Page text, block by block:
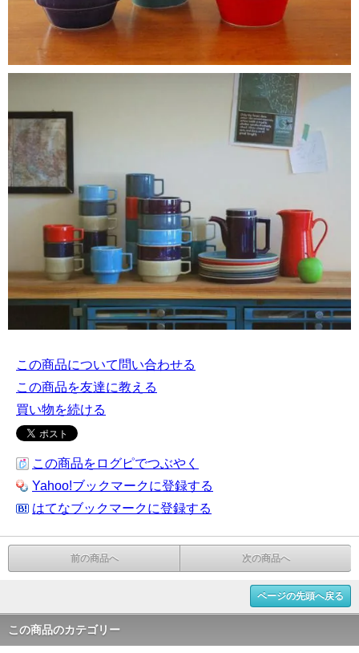
この商品について問い合わせる
この商品を友達に教える
買い物を続ける
この商品をログピでつぶやく
Yahoo!ブックマークに登録する
はてなブックマークに登録する
前の商品へ 次の商品へ
ページの先頭へ戻る
この商品のカテゴリー